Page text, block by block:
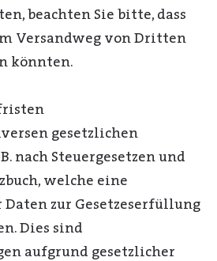
beachten Sie bitte, dass
Versandweg von Dritten
könnten.
gesetzlichen
nach Steuergesetzen und
welche eine
zur Gesetzeserfüllung
Dies sind
aufgrund gesetzlicher